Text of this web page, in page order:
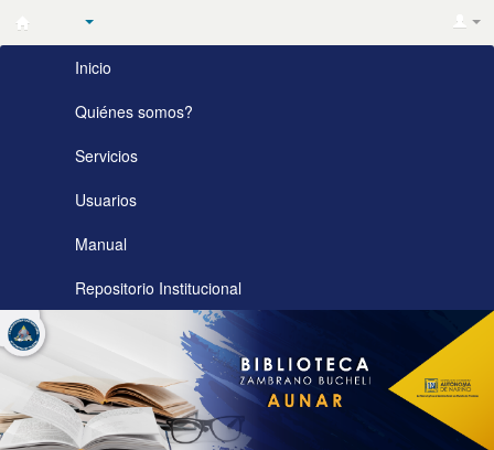
Biblioteca
Zambrano
Bucheli
AUNAR
Inicio
Quiénes somos?
Servicios
Usuarios
Manual
Repositorio Institucional